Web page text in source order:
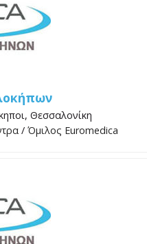
Θεσσαλονίκη
/ Όμιλος Euromedica